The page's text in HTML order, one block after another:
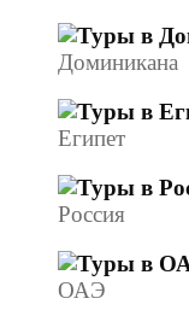
Доминикана
Египет
Россия
ОАЭ